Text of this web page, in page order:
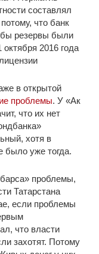
составлял
что банк
бы резервы были
2016 года
в открытой
проблемы. У «Ак
что их нет
хотя в
было уже тогда.
проблемы,
Татарстана
если проблемы
что власти
захотят. Потому